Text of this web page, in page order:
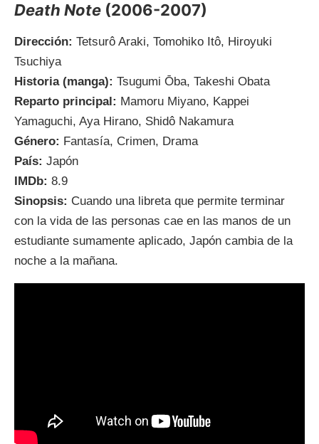
Death Note (2006-2007)
Dirección: Tetsurô Araki, Tomohiko Itô, Hiroyuki
Tsuchiya
Historia (manga): Tsugumi Ōba, Takeshi Obata
Reparto principal: Mamoru Miyano, Kappei
Yamaguchi, Aya Hirano, Shidô Nakamura
Género: Fantasía, Crimen, Drama
País: Japón
IMDb: 8.9
Sinopsis: Cuando una libreta que permite terminar
con la vida de las personas cae en las manos de un
estudiante sumamente aplicado, Japón cambia de la
noche a la mañana.